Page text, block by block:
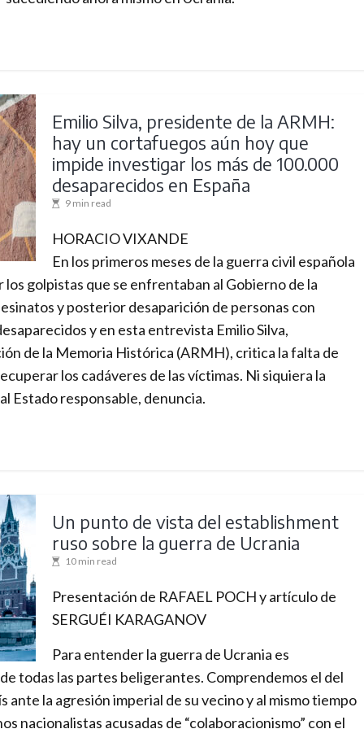
o
–
T
h
e
n
e
w
n
e
n
n
l
m
e
d
i
a
f
o
Emilio Silva, presidente de la ARMH:
hay un cortafuegos aún hoy que
impide investigar los más de 100.000
desaparecidos en España
9 min read
HORACIO VIXANDE
En los primeros meses de la guerra civil española
golpistas que se enfrentaban al Gobierno de la
y posterior desaparición de personas con
y en esta entrevista Emilio Silva,
de la Memoria Histórica (ARMH), critica la falta de
los cadáveres de las víctimas. Ni siquiera la
Estado responsable, denuncia.
Un punto de vista del establishment
ruso sobre la guerra de Ucrania
10 min read
Presentación de RAFAEL POCH y artículo de
SERGUÉI KARAGANOV
Para entender la guerra de Ucrania es
todas las partes beligerantes. Comprendemos el del
la agresión imperial de su vecino y al mismo tiempo
nacionalistas acusadas de “colaboracionismo” con el